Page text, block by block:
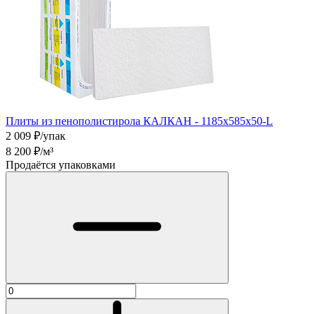
Плиты из пенополистирола КАЛКАН - 1185х585х50-L
2 009 ₽/упак
8 200 ₽/м³
Продаётся упаковками